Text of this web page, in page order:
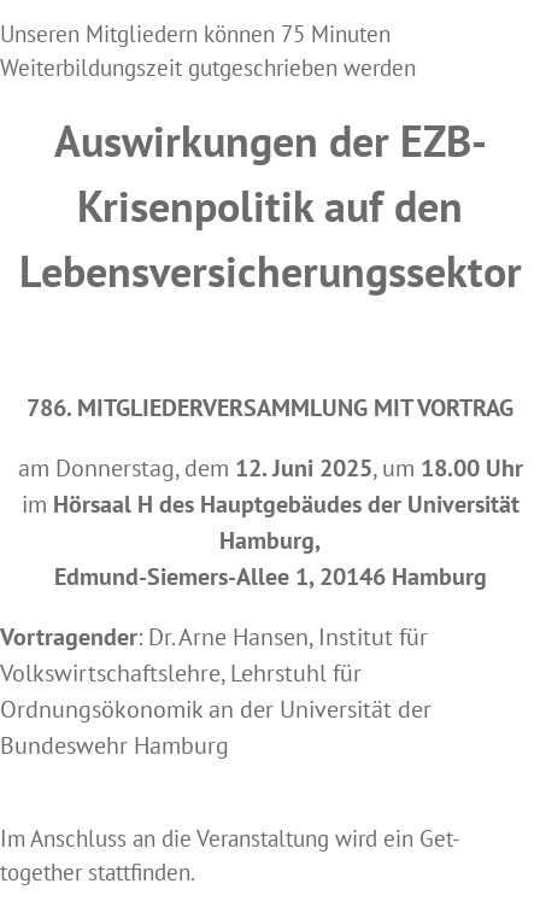
Unseren Mitgliedern können 75 Minuten
Weiterbildungszeit gutgeschrieben werden
Auswirkungen der EZB-
Krisenpolitik auf den
Lebensversicherungssektor
786. MITGLIEDERVERSAMMLUNG MIT VORTRAG
am Donnerstag, dem 12. Juni 2025, um 18.00 Uhr
im Hörsaal H des Hauptgebäudes der Universität
Hamburg,
Edmund-Siemers-Allee 1, 20146 Hamburg
Vortragender: Dr. Arne Hansen, Institut für
Volkswirtschaftslehre, Lehrstuhl für
Ordnungsökonomik an der Universität der
Bundeswehr Hamburg
Im Anschluss an die Veranstaltung wird ein Get-
together stattfinden.